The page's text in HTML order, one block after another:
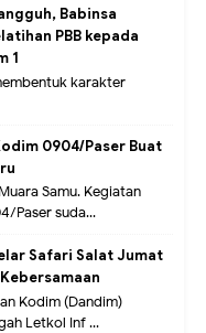
Babinsa
PBB kepada
1
karakter
0904/Paser Buat
Samu. Kegiatan
Paser suda...
Safari Salat Jumat
Kodim (Dandim)
Letkol Inf ...